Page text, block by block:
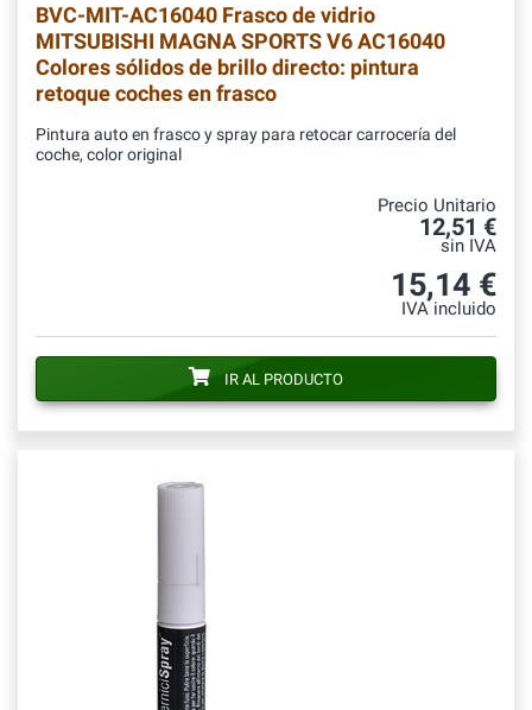
BVC-MIT-AC16040 Frasco de vidrio
MITSUBISHI MAGNA SPORTS V6 AC16040
Colores sólidos de brillo directo: pintura
retoque coches en frasco
Pintura auto en frasco y spray para retocar carrocería del
coche, color original
Precio Unitario
12,51 €
sin IVA
15,14 €
IVA incluido
IR AL PRODUCTO